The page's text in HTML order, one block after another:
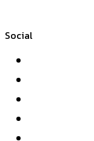
Social